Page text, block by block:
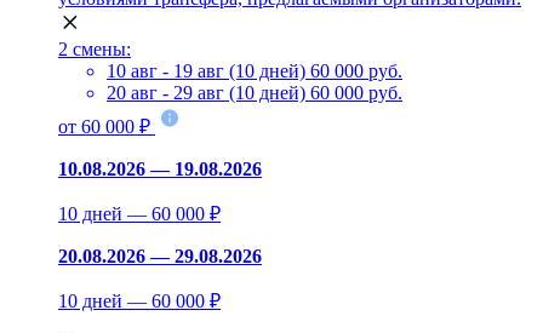
2 смены:
10 авг - 19 авг (10 дней) 60 000 руб.
20 авг - 29 авг (10 дней) 60 000 руб.
от 60 000 ₽
10.08.2026 — 19.08.2026
10 дней — 60 000 ₽
20.08.2026 — 29.08.2026
10 дней — 60 000 ₽